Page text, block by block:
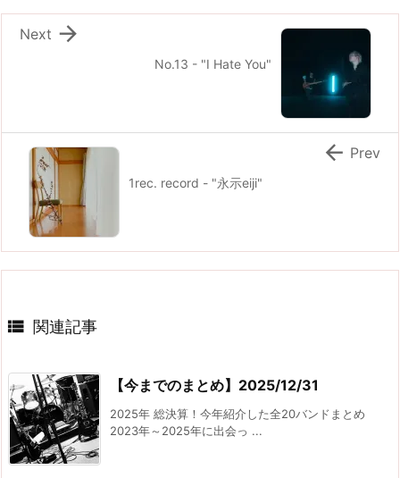
No.13 - "I Hate You"

Next
1rec. record - "永示eiji"
 Prev
 関連記事
【今までのまとめ】2025/12/31
2025年 総決算！今年紹介した全20バンドまとめ
2023年～2025年に出会っ ...